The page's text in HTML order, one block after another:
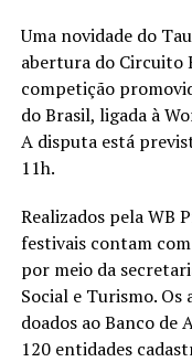
Uma novidade do
abertura do Circuito
competição
do Brasil, ligada à
A disputa está
11h.
Realizados pela WB
festivais contam
por meio da
Social e Turismo.
doados ao Banco de
120 entidades